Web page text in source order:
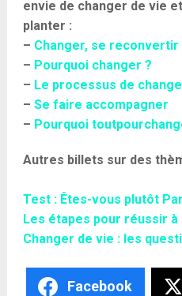
envie de changer de vie
planter :
– Changer, se reconvertir
– Pourquoi changer ?
– Le processus de
– Se faire accompagner
– Pourquoi
Autres billets sur des
Test : Êtes-vous plutôt
Les étapes pour réussir à
Changer de vie : les
Facebook